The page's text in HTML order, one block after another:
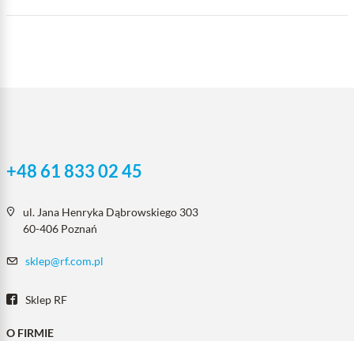
+48 61 833 02 45
ul. Jana Henryka Dąbrowskiego 303
60-406 Poznań
sklep@rf.com.pl
Sklep RF
O FIRMIE